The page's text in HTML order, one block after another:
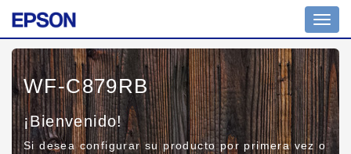
WF-C879RB
¡Bienvenido!
Si desea configurar su producto por primera vez o